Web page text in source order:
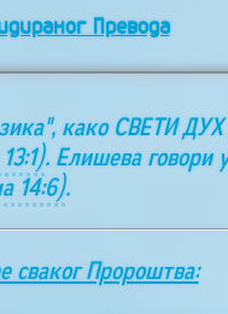
Превода
како СВЕТИ ДУХ
. Елишева говори
14:6).
сваког Пророштва: